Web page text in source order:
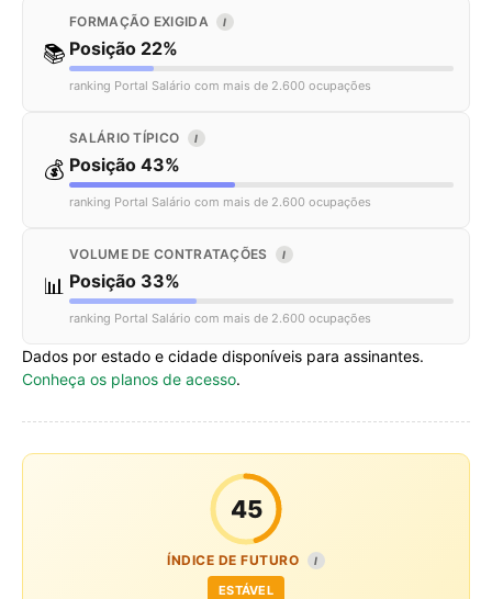
📚
FORMAÇÃO EXIGIDA I
Posição 22%
ranking Portal Salário com mais de 2.600 ocupações
💰
SALÁRIO TÍPICO I
Posição 43%
ranking Portal Salário com mais de 2.600 ocupações
📊
VOLUME DE CONTRATAÇÕES I
Posição 33%
ranking Portal Salário com mais de 2.600 ocupações
Dados por estado e cidade disponíveis para assinantes.
Conheça os planos de acesso.
45
ÍNDICE DE FUTURO I
ESTÁVEL